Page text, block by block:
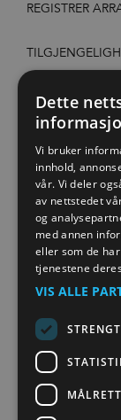
REGISTRER
PERSONVERN
EXTRANET
KONTAKT OSS
Dette
Vi bruker
innhold,
vår. Vi deler
av nettstedet
og
med annen
eller som de
tjenestene
VIS ALLE